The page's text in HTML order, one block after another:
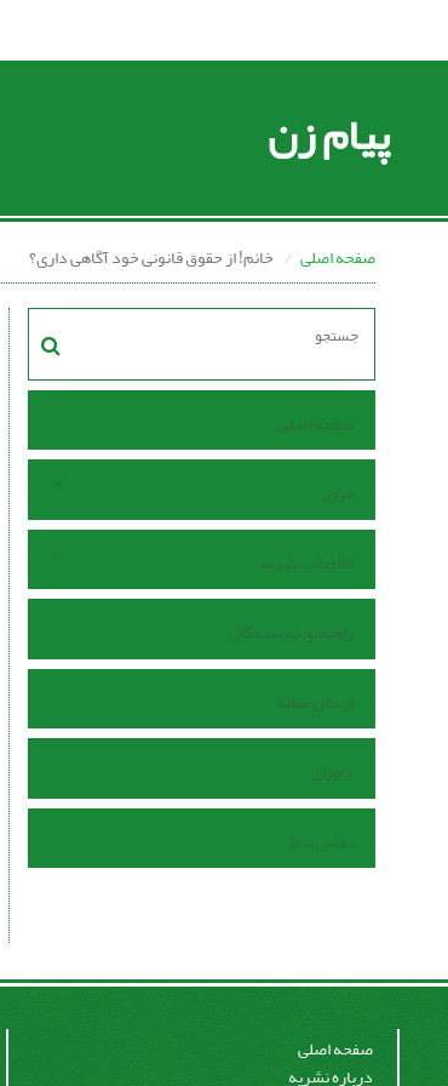
پیام زن
صفحه اصلی خانم! از حقوق قانونی خود آگاهی داری؟
صفحه اصلی
مرور
اطلاعات نشریه
راهنمای نویسندگان
ارسال مقاله
داوران
تماس با ما
صفحه اصلی
درباره نشریه